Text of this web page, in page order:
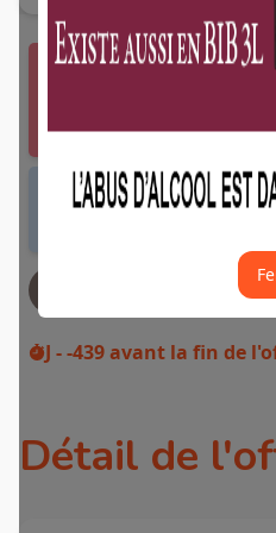
JE DEMANDE MON
Offre valable dans
Vous devez vous
Fidme Courses pour
J'y vais de ce pas 🙂
J - -439avant la fin de
Détail de